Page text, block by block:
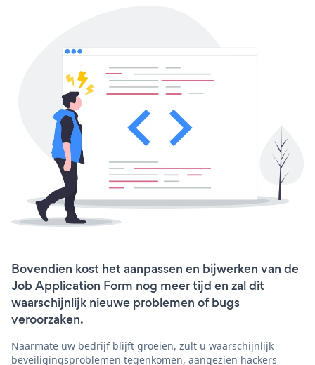
Bovendien kost het aanpassen en bijwerken van de
Job Application Form nog meer tijd en zal dit
waarschijnlijk nieuwe problemen of bugs
veroorzaken.
Naarmate uw bedrijf blijft groeien, zult u waarschijnlijk
beveiligingsproblemen tegenkomen, aangezien hackers